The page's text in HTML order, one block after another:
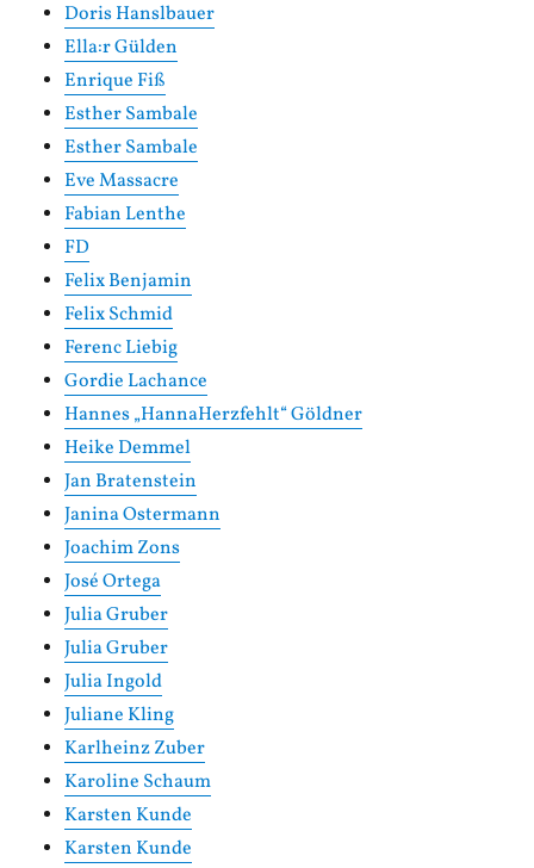
Doris Hanslbauer
Ella:r Gülden
Enrique Fiß
Esther Sambale
Esther Sambale
Eve Massacre
Fabian Lenthe
FD
Felix Benjamin
Felix Schmid
Ferenc Liebig
Gordie Lachance
Hannes „HannaHerzfehlt“ Göldner
Heike Demmel
Jan Bratenstein
Janina Ostermann
Joachim Zons
José Ortega
Julia Gruber
Julia Gruber
Julia Ingold
Juliane Kling
Karlheinz Zuber
Karoline Schaum
Karsten Kunde
Karsten Kunde